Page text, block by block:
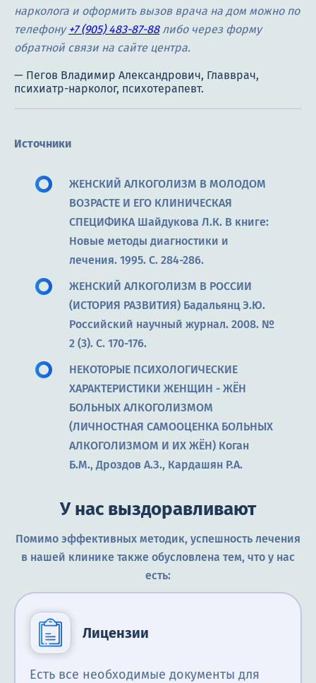
нарколога и оформить вызов врача на дом можно по
телефону +7 (905) 483-87-88либо через форму
обратной связи на сайте центра.
Источники
ЖЕНСКИЙ АЛКОГОЛИЗМ В МОЛОДОМ
ВОЗРАСТЕ И ЕГО КЛИНИЧЕСКАЯ
СПЕЦИФИКА Шайдукова Л.К. В книге:
Новые методы диагностики и
лечения. 1995. С. 284-286.
ЖЕНСКИЙ АЛКОГОЛИЗМ В РОССИИ
(ИСТОРИЯ РАЗВИТИЯ) Бадальянц Э.Ю.
Российский научный журнал. 2008. №
2 (3). С. 170-176.
НЕКОТОРЫЕ ПСИХОЛОГИЧЕСКИЕ
ХАРАКТЕРИСТИКИ ЖЕНЩИН - ЖЁН
БОЛЬНЫХ АЛКОГОЛИЗМОМ
(ЛИЧНОСТНАЯ САМООЦЕНКА БОЛЬНЫХ
АЛКОГОЛИЗМОМ И ИХ ЖЁН) Коган
Б.М., Дроздов А.З., Кардашян Р.А.
У нас выздоравливают
Помимо эффективных методик, успешность лечения
в нашей клинике также обусловлена тем, что у нас
есть:
Лицензии
Есть все необходимые документы для